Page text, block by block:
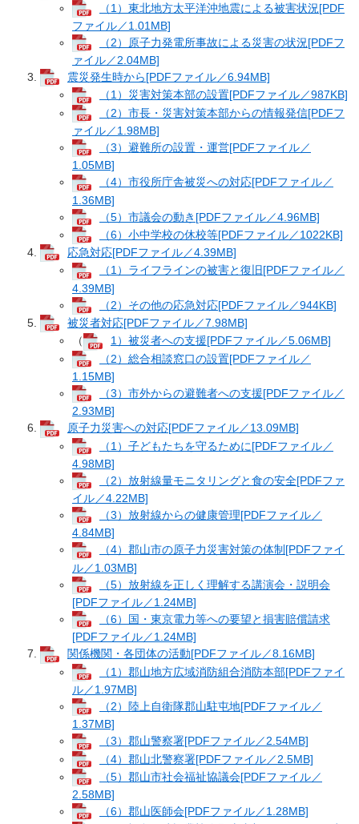
（1）東北地方太平洋沖地震による被害状況[PDF
ファイル／1.01MB]
（2）原子力発電所事故による災害の状況[PDFフ
ァイル／2.04MB]
震災発生時から[PDFファイル／6.94MB]
（1）災害対策本部の設置[PDFファイル／987KB]
（2）市長・災害対策本部からの情報発信[PDFフ
ァイル／1.98MB]
（3）避難所の設置・運営[PDFファイル／
1.05MB]
（4）市役所庁舎被災への対応[PDFファイル／
1.36MB]
（5）市議会の動き[PDFファイル／4.96MB]
（6）小中学校の休校等[PDFファイル／1022KB]
応急対応[PDFファイル／4.39MB]
（1）ライフラインの被害と復旧[PDFファイル／
4.39MB]
（2）その他の応急対応[PDFファイル／944KB]
被災者対応[PDFファイル／7.98MB]
（
1）被災者への支援[PDFファイル／5.06MB]
（2）総合相談窓口の設置[PDFファイル／
1.15MB]
（3）市外からの避難者への支援[PDFファイル／
2.93MB]
原子力災害への対応[PDFファイル／13.09MB]
（1）子どもたちを守るために[PDFファイル／
4.98MB]
（2）放射線量モニタリングと食の安全[PDFファ
イル／4.22MB]
（3）放射線からの健康管理[PDFファイル／
4.84MB]
（4）郡山市の原子力災害対策の体制[PDFファイ
ル／1.03MB]
（5）放射線を正しく理解する講演会・説明会
[PDFファイル／1.24MB]
（6）国・東京電力等への要望と損害賠償請求
[PDFファイル／1.24MB]
関係機関・各団体の活動[PDFファイル／8.16MB]
（1）郡山地方広域消防組合消防本部[PDFファイ
ル／1.97MB]
（2）陸上自衛隊郡山駐屯地[PDFファイル／
1.37MB]
（3）郡山警察署[PDFファイル／2.54MB]
（4）郡山北警察署[PDFファイル／2.5MB]
（5）郡山市社会福祉協議会[PDFファイル／
2.58MB]
（6）郡山医師会[PDFファイル／1.28MB]